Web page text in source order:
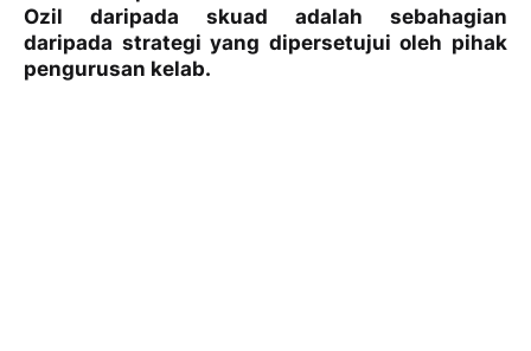
Ozil daripada skuad adalah sebahagian
daripada strategi yang dipersetujui oleh pihak
pengurusan kelab.